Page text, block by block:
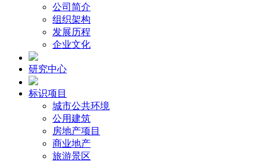
公司简介
组织架构
发展历程
企业文化
研究中心
标识项目
城市公共环境
公用建筑
房地产项目
商业地产
旅游景区